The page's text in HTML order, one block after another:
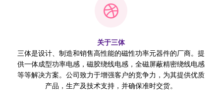
关于三体
三体是设计、制造和销售高性能的磁性功率元器件的厂商。提
供一体成型功率电感，磁胶绕线电感，全磁屏蔽精密绕线电感
等等解决方案。公司致力于增强客户的竞争力，为其提供优质
产品，生产及技术支持，并确保准时交货。